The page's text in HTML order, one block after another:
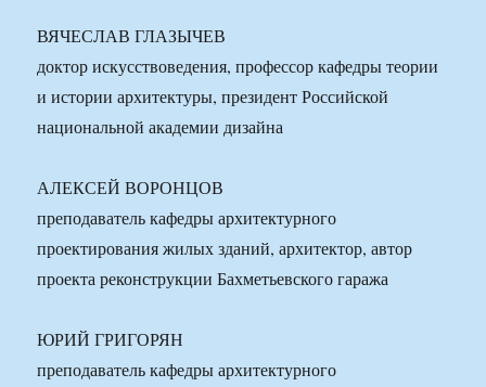
ВЯЧЕСЛАВ ГЛАЗЫЧЕВ
доктор искусствоведения, профессор кафедры теории
и истории архитектуры, президент Российской
национальной академии дизайна
АЛЕКСЕЙ ВОРОНЦОВ
преподаватель кафедры архитектурного
проектирования жилых зданий, архитектор, автор
проекта реконструкции Бахметьевского гаража
ЮРИЙ ГРИГОРЯН
преподаватель кафедры архитектурного